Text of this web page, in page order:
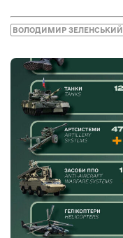
ВОЛОДИМИР ЗЕЛЕНСЬКИЙ